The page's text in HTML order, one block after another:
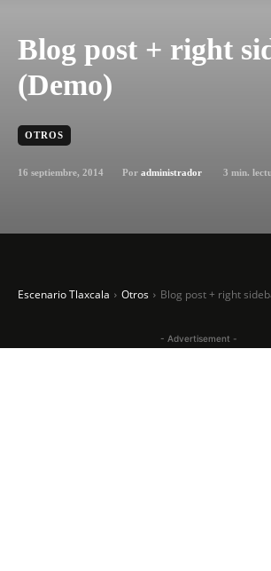
Blog post + right
(Demo)
OTROS
16 septiembre, 2014 Por administrador 3 min.
Escenario Tlaxcala Otros Blog post + right
- Advertisement -